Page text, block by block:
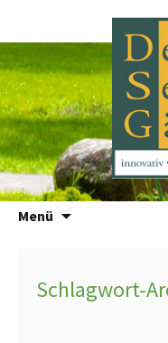
Menü
Zum
Schlagwort-